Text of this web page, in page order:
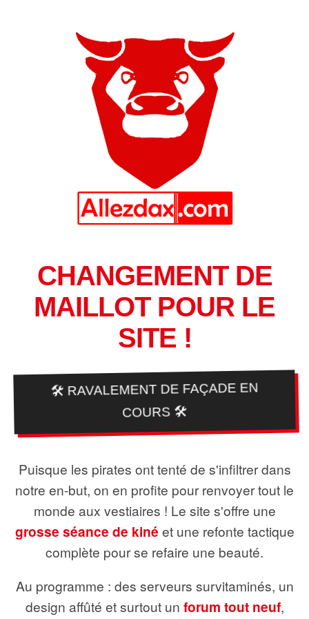
CHANGEMENT DE
MAILLOT POUR LE
SITE !
🛠️ RAVALEMENT DE FAÇADE EN
COURS 🛠️
Puisque les pirates ont tenté de s'infiltrer dans
notre en-but, on en profite pour renvoyer tout le
monde aux vestiaires ! Le site s'offre une
grosse séance de kiné et une refonte tactique
complète pour se refaire une beauté.
Au programme : des serveurs survitaminés, un
design affûté et surtout un forum tout neuf,